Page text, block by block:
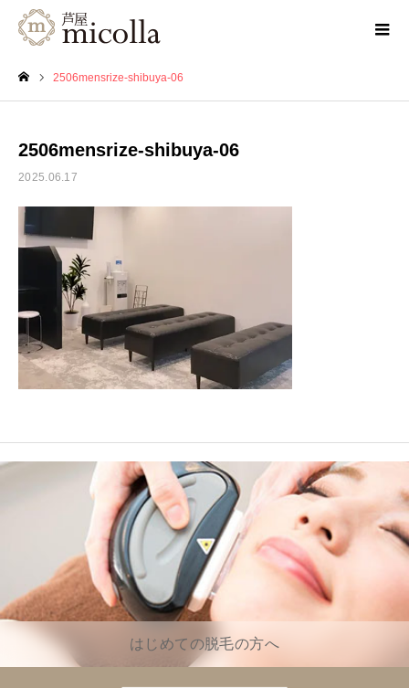
2506mensrize-shibuya-06
2506mensrize-shibuya-06
2025.06.17
はじめての脱毛の方へ